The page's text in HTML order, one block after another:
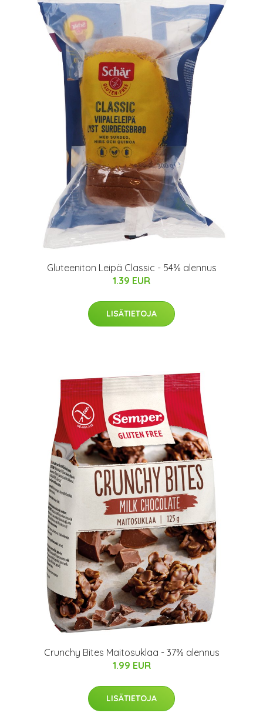
Gluteeniton Leipä Classic - 54% alennus
1.39 EUR
LISÄTIETOJA
Crunchy Bites Maitosuklaa - 37% alennus
1.99 EUR
LISÄTIETOJA